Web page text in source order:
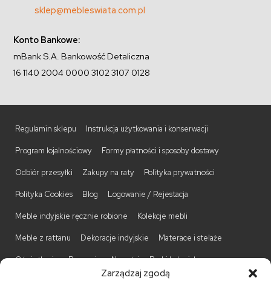
Zarządzaj zgodą
sklep@mebleswiata.com.pl
Konto Bankowe:
mBank S.A. Bankowość Detaliczna
16 1140 2004 0000 3102 3107 0128
Regulamin sklepu Instrukcja użytkowania i konserwacji
Program lojalnościowy Formy płatności i sposoby dostawy
Odbiór przesyłki Zakupy na raty Polityka prywatności
Polityka Cookies Blog Logowanie / Rejestacja
Meble indyjskie ręcznie robione Kolekcje mebli
Meble z rattanu Dekoracje indyjskie Materace i stelaże
Oświetlenie Promocje Nowości Barki kolonialne
Komody kolonialne Krzesła kolonialne